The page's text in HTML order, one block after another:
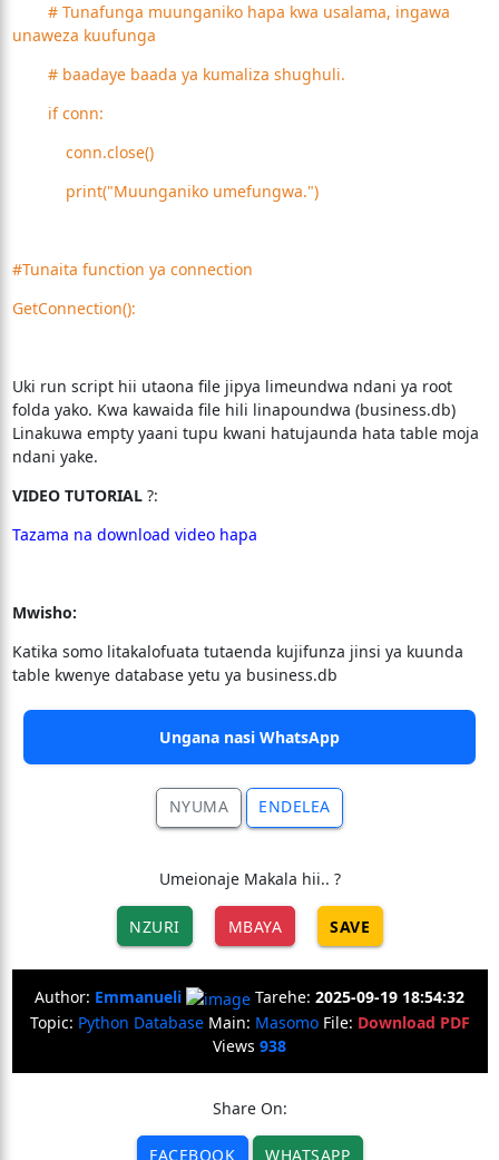
# Tunafunga muunganiko hapa kwa usalama, ingawa
unaweza kuufunga
# baadaye baada ya kumaliza shughuli.
if conn:
conn.close()
print("Muunganiko umefungwa.")
#Tunaita function ya connection
GetConnection():
Uki run script hii utaona file jipya limeundwa ndani ya root
folda yako. Kwa kawaida file hili linapoundwa (business.db)
Linakuwa empty yaani tupu kwani hatujaunda hata table moja
ndani yake.
VIDEO TUTORIAL?:
Tazama na download video hapa
Mwisho:
Katika somo litakalofuata tutaenda kujifunza jinsi ya kuunda
table kwenye database yetu ya business.db
Ungana nasi WhatsApp
NYUMA ENDELEA
Umeionaje Makala hii.. ?
NZURI MBAYA SAVE
Author: Emmanueli Tarehe: 2025-09-19 18:54:32
Topic: Python DatabaseMain: MasomoFile: Download PDF
Views 938
Share On:
FACEBOOK WHATSAPP